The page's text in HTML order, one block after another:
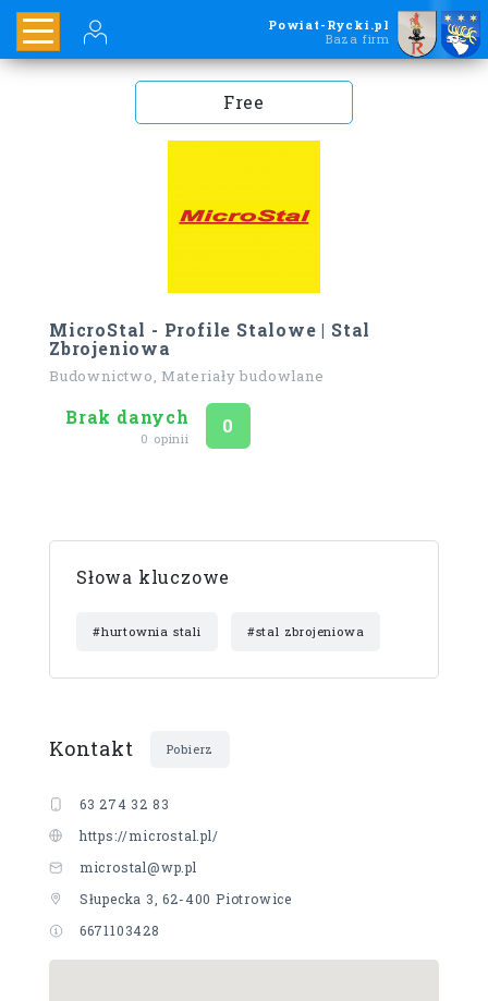
Powiat-Rycki.pl
Baza firm
Free
MicroStal - Profile Stalowe | Stal
Zbrojeniowa
Budownictwo, Materiały budowlane
Brak danych
0 opinii
Ocena
0
Słowa kluczowe
#hurtownia stali #stal zbrojeniowa
Kontakt Pobierz
63 274 32 83
https://microstal.pl/
microstal@wp.pl
Słupecka 3, 62-400 Piotrowice
6671103428